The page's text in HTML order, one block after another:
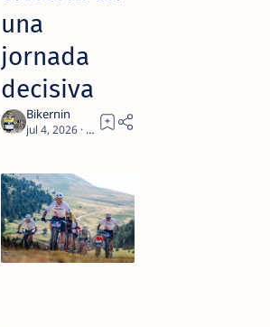
una
jornada
decisiva
5